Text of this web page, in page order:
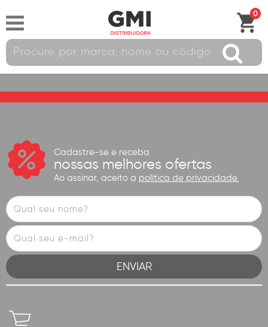
0
Cadastre-se e receba
nossas melhores ofertas
Ao assinar, aceito a política de privacidade.